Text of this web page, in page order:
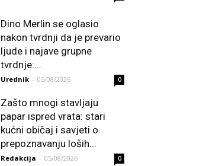
Dino Merlin se oglasio
nakon tvrdnji da je prevario
ljude i najave grupne
tvrdnje:...
Urednik - 05/08/2026 0
Zašto mnogi stavljaju
papar ispred vrata: stari
kućni običaj i savjeti o
prepoznavanju loših...
Redakcija - 05/08/2026 0